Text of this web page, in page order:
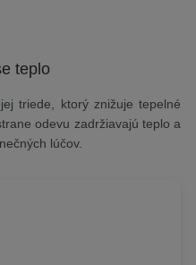
teplo
triede, ktorý znižuje tepelné
odevu zadržiavajú teplo a
lúčov.